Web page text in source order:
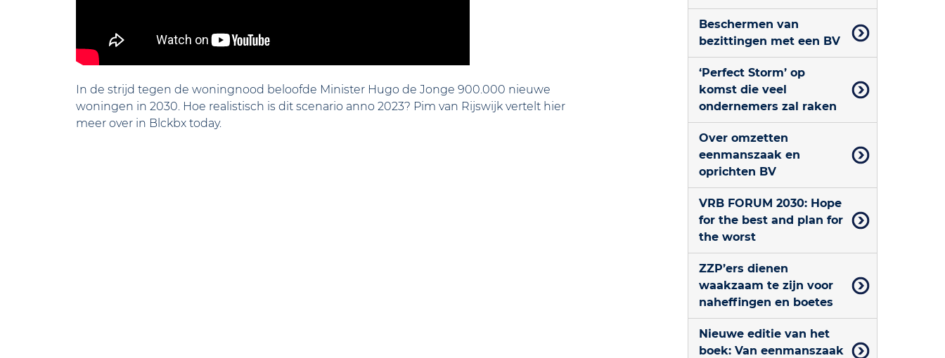
In de strijd tegen de woningnood beloofde Minister Hugo de Jonge 900.000 nieuwe
woningen in 2030. Hoe realistisch is dit scenario anno 2023? Pim van Rijswijk vertelt hier
meer over in Blckbx today.
Beschermen van
bezittingen met een BV
‘Perfect Storm’ op
komst die veel
ondernemers zal raken
Over omzetten
eenmanszaak en
oprichten BV
VRB FORUM 2030: Hope
for the best and plan for
the worst
ZZP’ers dienen
waakzaam te zijn voor
naheffingen en boetes
Nieuwe editie van het
boek: Van eenmanszaak